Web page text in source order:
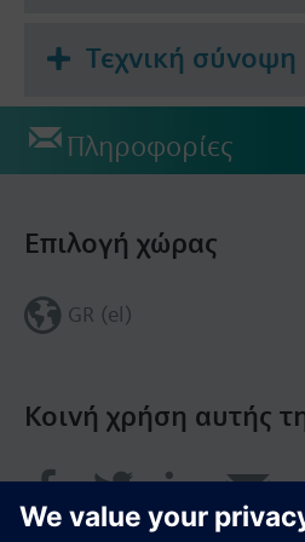
--> Πλήρης εξυπηρέτηση,
δικτύου χάρη στη 4G cloud
--> Τα BMS essentials
κονσόλα χρήστη στο
--> Δημόσια διαχείρηση και
Τεχνική σύνοψη
Πληροφορίες
Κοινή χρήση αυτής
Επιλογή χώρας
GR (el)